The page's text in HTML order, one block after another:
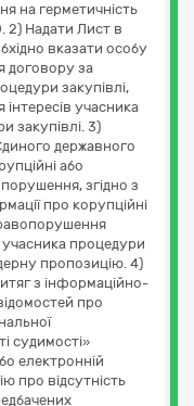
на герметичність
2) Надати Лист в
вказати особу
договору за
закупівлі,
інтересів учасника
закупівлі. 3)
державного
або
згідно з
про корупційні
учасника процедури
пропозицію. 4)
з інформаційно-
про
судимості»
електронній
про відсутність